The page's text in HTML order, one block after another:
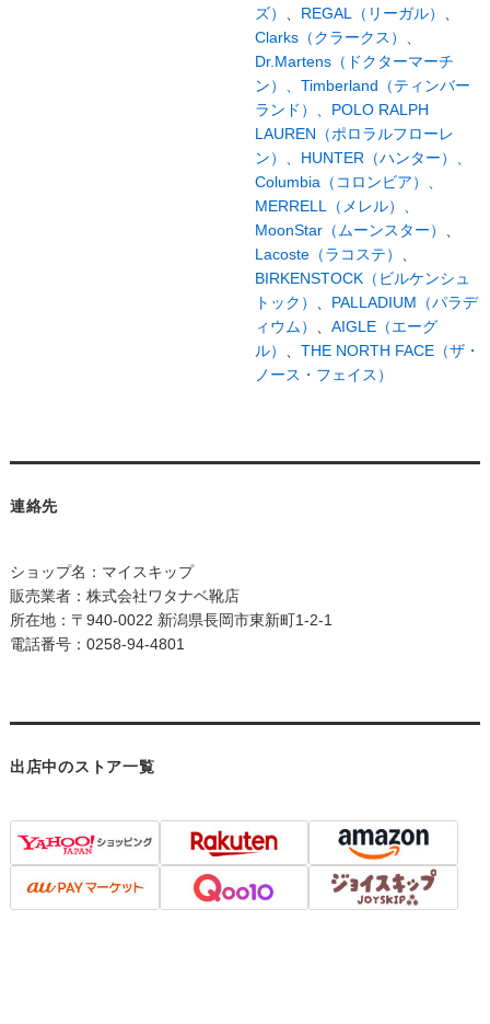
ズ） 、 REGAL（リーガル） 、
Clarks（クラークス）、
Dr.Martens（ドクターマーチ
ン）、 Timberland（ティンバー
ランド）、 POLO RALPH
LAUREN（ポロラルフローレ
ン）、 HUNTER（ハンター）、
Columbia（コロンビア）、
MERRELL（メレル）、
MoonStar（ムーンスター） 、
Lacoste（ラコステ） 、
BIRKENSTOCK（ビルケンシュ
トック） 、 PALLADIUM（パラデ
ィウム） 、 AIGLE（エーグ
ル） 、 THE NORTH FACE（ザ・
ノース・フェイス）
連絡先
ショップ名：マイスキップ
販売業者：株式会社ワタナベ靴店
所在地：〒940-0022 新潟県長岡市東新町1-2-1
電話番号：0258-94-4801
出店中のストア一覧